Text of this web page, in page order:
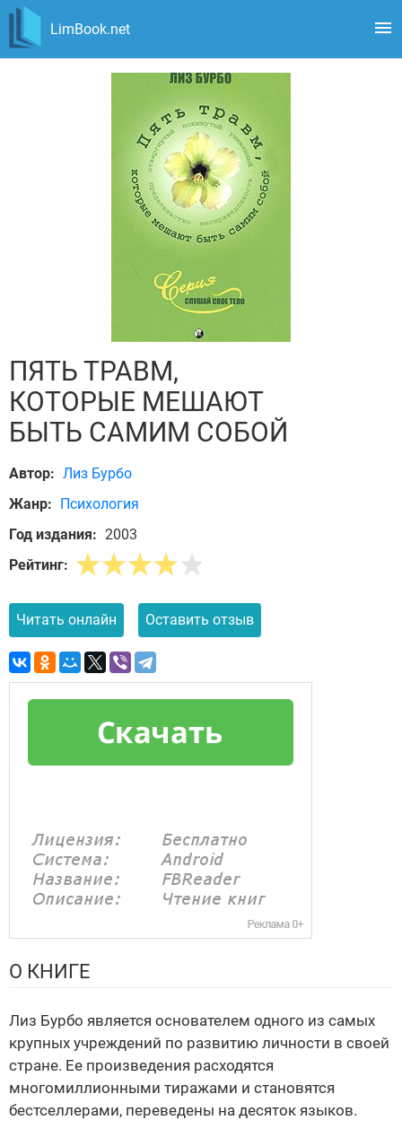
LimBook.net
ПЯТЬ ТРАВМ,
КОТОРЫЕ МЕШАЮТ
БЫТЬ САМИМ СОБОЙ
Автор: Лиз Бурбо
Жанр: Психология
Год издания: 2003
Рейтинг:
Читать онлайн Оставить отзыв
О КНИГЕ
Лиз Бурбо является основателем одного из самых
крупных учреждений по развитию личности в своей
стране. Ее произведения расходятся
многомиллионными тиражами и становятся
бестселлерами, переведены на десяток языков.